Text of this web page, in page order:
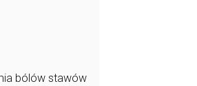
bólów stawów